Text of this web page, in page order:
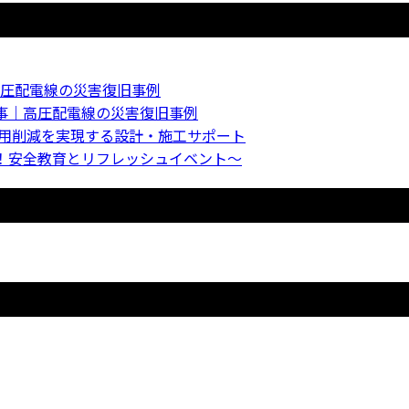
配電線の災害復旧事例
｜高圧配電線の災害復旧事例
削減を実現する設計・施工サポート
全教育とリフレッシュイベント〜